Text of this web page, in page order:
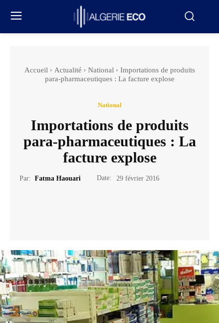
Accueil Actualité National
Importations de produits
para-pharmaceutiques : La facture explose
National
Importations de produits
para-pharmaceutiques : La
facture explose
Par: Fatma Haouari Date: 29 février 2016